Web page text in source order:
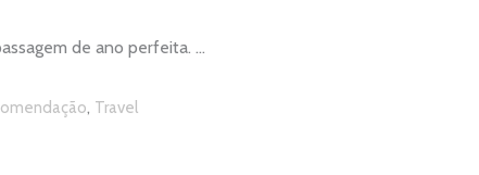
de ano perfeita.
, Travel